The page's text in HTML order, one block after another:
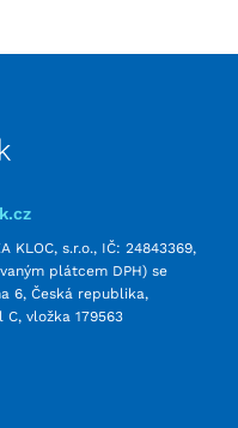
KLOC, s.r.o., IČ: 24843369,
plátcem DPH) se
6, Česká republika,
vložka 179563